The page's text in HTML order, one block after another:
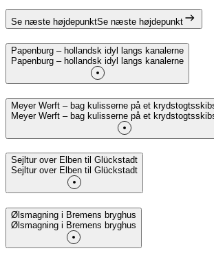
Se næste højdepunktSe næste højdepunkt
Papenburg – hollandsk idyl langs kanalerne
Papenburg – hollandsk idyl langs kanalerne
Meyer Werft – bag kulisserne på et
Meyer Werft – bag kulisserne på et
Sejltur over Elben til Glückstadt
Sejltur over Elben til Glückstadt
Ølsmagning i Bremens bryghus
Ølsmagning i Bremens bryghus